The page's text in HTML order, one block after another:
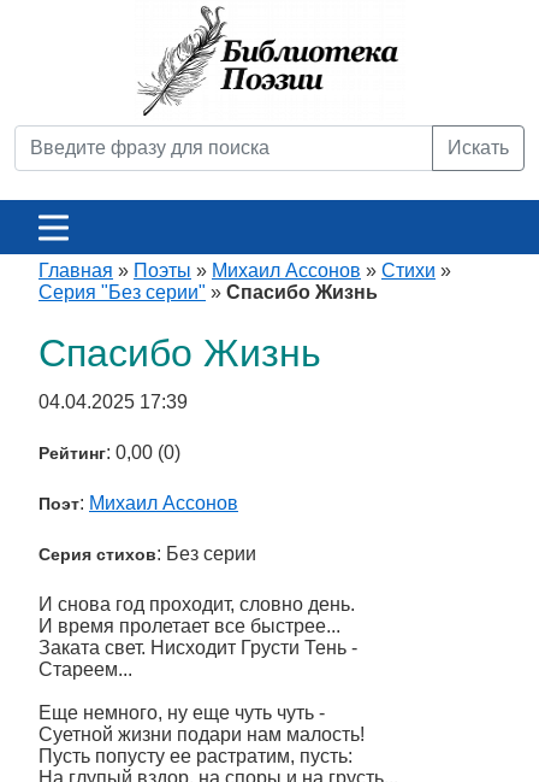
Искать
Главная » Поэты » Михаил Ассонов » Стихи »
Серия "Без серии" » Спасибо Жизнь
Спасибо Жизнь
04.04.2025 17:39
Рейтинг: 0,00 (0)
Поэт: Михаил Ассонов
Серия стихов: Без серии
И снова год проходит, словно день.
И время пролетает все быстрее...
Заката свет. Нисходит Грусти Тень -
Стареем...
Еще немного, ну еще чуть чуть -
Суетной жизни подари нам малость!
Пусть попусту ее растратим, пусть:
На глупый вздор, на споры и на грусть...